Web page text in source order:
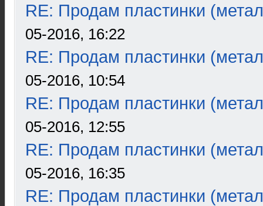
RE: Продам пластинки
05-2016, 16:22
RE: Продам пластинки
05-2016, 10:54
RE: Продам пластинки
05-2016, 12:55
RE: Продам пластинки
05-2016, 16:35
RE: Продам пластинки